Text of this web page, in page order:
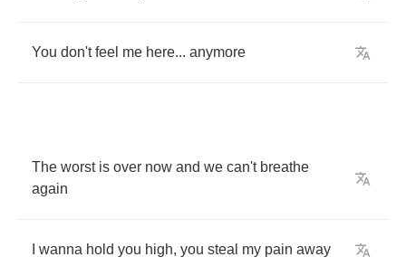
You don't feel me here... anymore
The worst is over now and we can't breathe
again
wanna hold you high, you steal my pain away